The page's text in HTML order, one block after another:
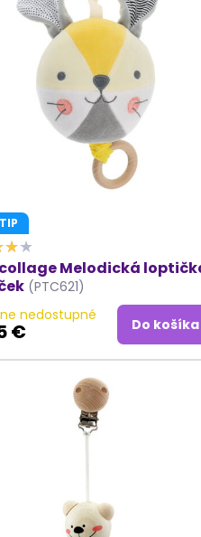
Melodická
(PTC621)
nedostupné
€ Do košíka